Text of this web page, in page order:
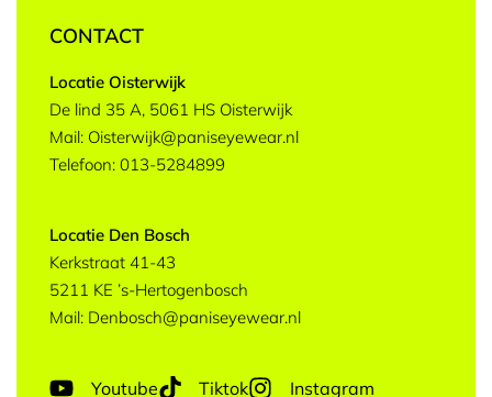
CONTACT
Locatie Oisterwijk
De lind 35 A, 5061 HS Oisterwijk
Mail: Oisterwijk@paniseyewear.nl
Telefoon: 013-5284899
Locatie Den Bosch
Kerkstraat 41-43
5211 KE ’s-Hertogenbosch
Mail: Denbosch@paniseyewear.nl
Youtube Tiktok
Instagram